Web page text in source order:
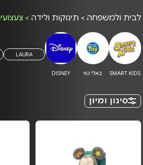
לבית ולמשפחה > תינוקות ולידה >
SMART KIDS באלי טוי DISNEY
LAURA
סינון ומיון